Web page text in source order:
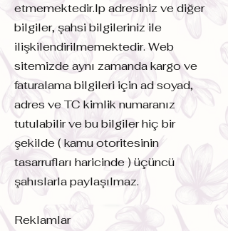
etmemektedir.Ip adresiniz ve diğer
bilgiler, şahsi bilgileriniz ile
ilişkilendirilmemektedir. Web
sitemizde aynı zamanda kargo ve
faturalama bilgileri için ad soyad,
adres ve TC kimlik numaranız
tutulabilir ve bu bilgiler hiç bir
şekilde ( kamu otoritesinin
tasarrufları haricinde ) üçüncü
şahıslarla paylaşılmaz.
Reklamlar